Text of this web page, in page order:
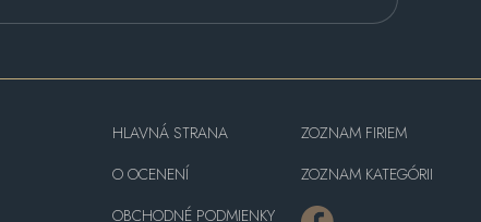
HLAVNÁ STRANA
O OCENENÍ
OBCHODNÉ PODMIENKY
ZOZNAM FIRIEM
ZOZNAM KATEGÓRII